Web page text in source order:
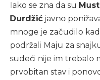
Iako se zna da su
Durdžić javno
mnoge je začudilo
podržali Maju za
sudeći nije im trebalo
prvobitan stav i